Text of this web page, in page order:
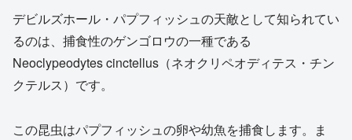
デビルズホール・パプフィッシュの天敵として知られてい
るのは、捕食性のゲンゴロウの一種である
Neoclypeodytes cinctellus（ネオクリペオディテス・チン
クテルス）です。
この昆虫はパプフィッシュの卵や幼魚を捕食します。ま